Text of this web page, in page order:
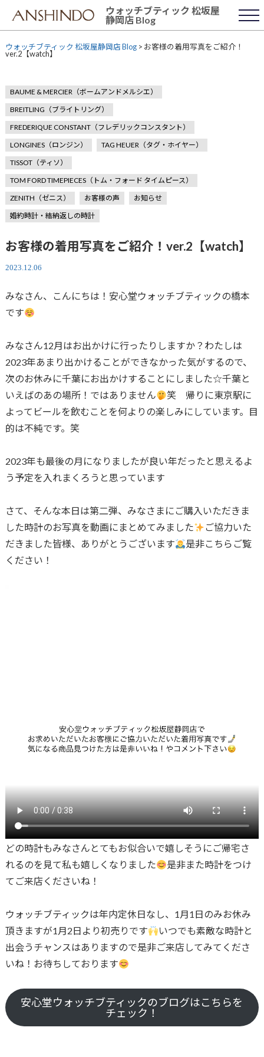
content
ウォッチブティック 松坂屋
静岡店 Blog
ウォッチブティック 松坂屋静岡店 Blog> お客様の着用写真をご紹介！
ver.2【watch】
BAUME & MERCIER（ボームアンドメルシエ）
BREITLING（ブライトリング）
FREDERIQUE CONSTANT（フレデリックコンスタント）
LONGINES（ロンジン）
TAG HEUER（タグ・ホイヤー）
TISSOT（ティソ）
TOM FORD TIMEPIECES（トム・フォード タイムピース）
ZENITH（ゼニス）
お客様の声
お知らせ
婚約時計・結納返しの時計
お客様の着用写真をご紹介！ver.2【watch】
2023.12.06
みなさん、こんにちは！安心堂ウォッチブティックの橋本
です
みなさん12月はお出かけに行ったりしますか？わたしは
2023年あまり出かけることができなかった気がするので、
次のお休みに千葉にお出かけすることにしました☆千葉と
いえばのあの場所！ではありません
笑 帰りに東京駅に
よってビールを飲むことを何よりの楽しみにしています。目
的は不純です。笑
2023年も最後の月になりましたが良い年だったと思えるよ
う予定を入れまくろうと思っています
さて、そんな本日は第二弾、みなさまにご購入いただきま
した時計のお写真を動画にまとめてみました
ご協力いた
だきました皆様、ありがとうございます
是非こちらご覧
ください！
どの時計もみなさんとてもお似合いで嬉しそうにご帰宅さ
れるのを見て私も嬉しくなりました
是非また時計をつけ
てご来店くださいね！
ウォッチブティックは年内定休日なし、1月1日のみお休み
頂きますが1月2日より初売りです
いつでも素敵な時計と
出会うチャンスはありますので是非ご来店してみてくださ
いね！お待ちしております
安心堂ウォッチブティックのブログはこちらを
チェック！